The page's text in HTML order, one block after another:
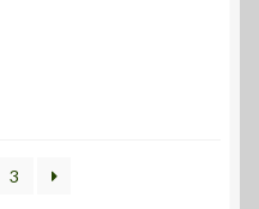
3